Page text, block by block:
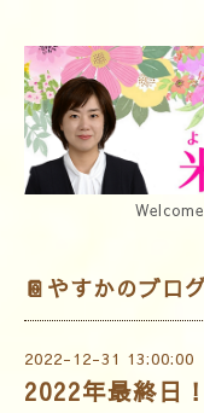
📔やすかのブロ
2022-12-31 13:00:00
2022年最終日！